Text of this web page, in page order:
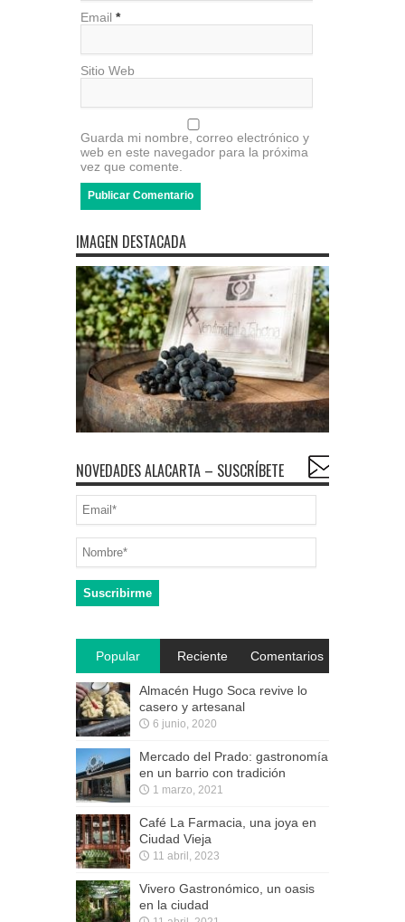
Email *
Sitio Web
Guarda mi nombre, correo electrónico y
web en este navegador para la próxima
vez que comente.
IMAGEN DESTACADA
NOVEDADES ALACARTA – SUSCRÍBETE
Popular Reciente Comentarios
Almacén Hugo Soca revive lo
casero y artesanal
6 junio, 2020
Mercado del Prado: gastronomía
en un barrio con tradición
1 marzo, 2021
Café La Farmacia, una joya en
Ciudad Vieja
11 abril, 2023
Vivero Gastronómico, un oasis
en la ciudad